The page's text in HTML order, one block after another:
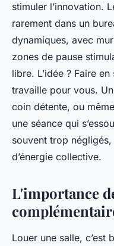
stimuler l’innovation.
rarement dans un
dynamiques, avec
zones de pause
libre. L’idée ? Faire
travaille pour vous.
coin détente, ou
une séance qui
souvent trop
d’énergie collective.
L'importance
Louer une salle, c’est